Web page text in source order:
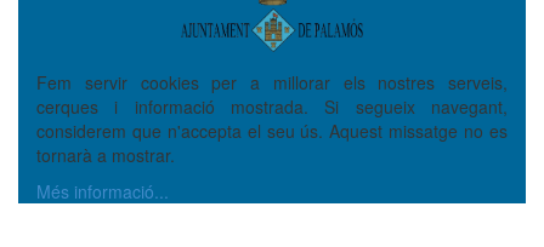
Fem servir cookies per a millorar els nostres serveis,
cerques i informació mostrada. Si segueix navegant,
considerem que n'accepta el seu ús. Aquest missatge no es
tornarà a mostrar.
Més informació...